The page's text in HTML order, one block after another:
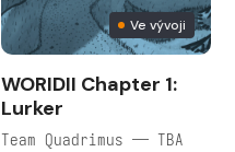
Ve vývoji
WORIDII Chapter 1:
Lurker
Team Quadrimus — TBA